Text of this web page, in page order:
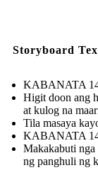
Storyboard
KABANATA
Higit doon ang
at kulog na
Tila masaya
KABANATA
Makakabuti nga
ng panghuli ng